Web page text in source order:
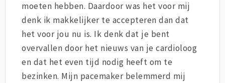
moeten hebben. Daardoor was het voor mij
denk ik makkelijker te accepteren dan dat
het voor jou nu is. Ik denk dat je bent
overvallen door het nieuws van je cardioloog
en dat het even tijd nodig heeft om te
bezinken. Mijn pacemaker belemmerd mij